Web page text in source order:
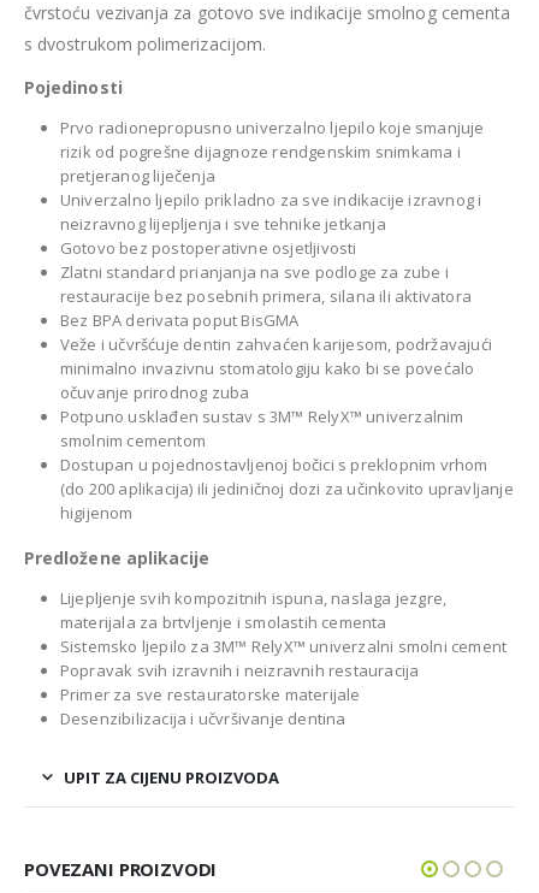
čvrstoću vezivanja za gotovo sve indikacije smolnog cementa
s dvostrukom polimerizacijom.
Pojedinosti
Prvo radionepropusno univerzalno ljepilo koje smanjuje
rizik od pogrešne dijagnoze rendgenskim snimkama i
pretjeranog liječenja
Univerzalno ljepilo prikladno za sve indikacije izravnog i
neizravnog lijepljenja i sve tehnike jetkanja
Gotovo bez postoperativne osjetljivosti
Zlatni standard prianjanja na sve podloge za zube i
restauracije bez posebnih primera, silana ili aktivatora
Bez BPA derivata poput BisGMA
Veže i učvršćuje dentin zahvaćen karijesom, podržavajući
minimalno invazivnu stomatologiju kako bi se povećalo
očuvanje prirodnog zuba
Potpuno usklađen sustav s 3M™ RelyX™ univerzalnim
smolnim cementom
Dostupan u pojednostavljenoj bočici s preklopnim vrhom
(do 200 aplikacija) ili jediničnoj dozi za učinkovito upravljanje
higijenom
Predložene aplikacije
Lijepljenje svih kompozitnih ispuna, naslaga jezgre,
materijala za brtvljenje i smolastih cementa
Sistemsko ljepilo za 3M™ RelyX™ univerzalni smolni cement
Popravak svih izravnih i neizravnih restauracija
Primer za sve restauratorske materijale
Desenzibilizacija i učvršivanje dentina
UPIT ZA CIJENU PROIZVODA
POVEZANI PROIZVODI